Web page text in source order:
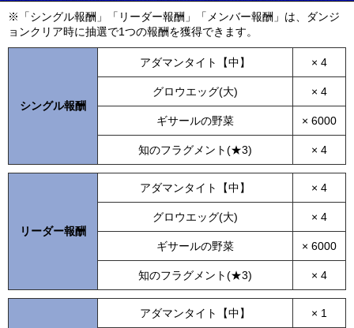
※「シングル報酬」「リーダー報酬」「メンバー報酬」は、ダンジ
ョンクリア時に抽選で1つの報酬を獲得できます。
シングル報酬
アダマンタイト【中】 × 4
グロウエッグ(大) × 4
ギサールの野菜 × 6000
知のフラグメント(★3) × 4
リーダー報酬
アダマンタイト【中】 × 4
グロウエッグ(大) × 4
ギサールの野菜 × 6000
知のフラグメント(★3) × 4
アダマンタイト【中】 × 1